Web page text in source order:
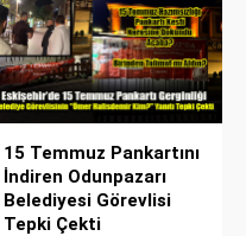
15 Temmuz Pankartını
İndiren Odunpazarı
Belediyesi Görevlisi
Tepki Çekti